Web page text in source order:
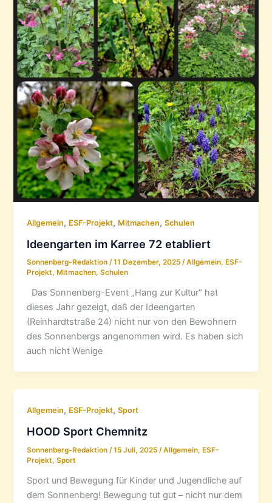
Allgemein, ESF-Projekt, Mitmachen,Schulen
Ideengarten im Karree 72 etabliert
Sonnenberg-Redaktion/11 Dezember, 2025/Allgemein, ESF-
Projekt, Mitmachen,Schulen
Das Sonnenberg-Event „Hang zur Kultur“ hat
dieses Jahr gezeigt, daß der Ideengarten
(Reinhardtstraße 24) nicht nur von den Bewohnern
des Sonnenbergs angenommen wird. Es haben sich
auch nicht Wenige
Allgemein, ESF-Projekt,Sport
HOOD Sport Chemnitz
Sonnenberg-Redaktion/15 Juli, 2025/Allgemein,ESF-
Projekt,Sport
Sport und Bewegung für Kinder und Jugendliche auf
dem Sonnenberg! Bewegung tut gut – nicht nur dem